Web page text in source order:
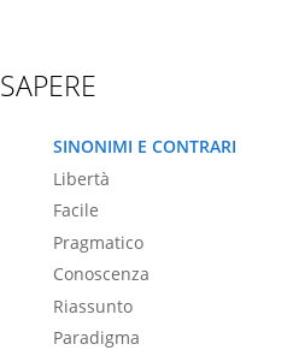
SAPERE
SINONIMI E CONTRARI
Libertà
Facile
Pragmatico
Conoscenza
Riassunto
Paradigma